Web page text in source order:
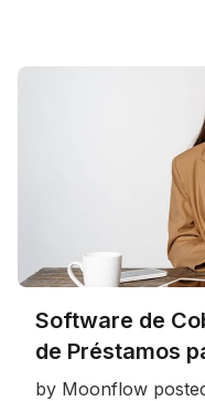
Software de
de Préstamos
by Moonflow